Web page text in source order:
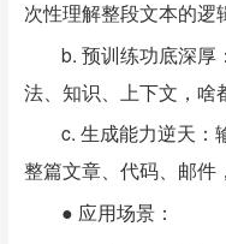
次性理解整段文本的逻
b. 预训练功底深厚
法、知识、上下文，啥
c. 生成能力逆天：
整篇文章、代码、邮件
● 应用场景：